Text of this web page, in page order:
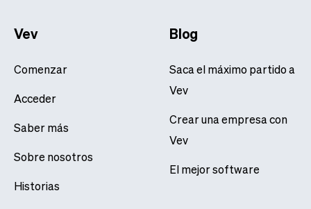
Vev
Comenzar
Acceder
Saber más
Sobre nosotros
Historias
Blog
Saca el máximo partido a
Vev
Crear una empresa con
Vev
El mejor software